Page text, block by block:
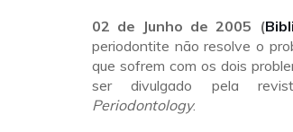
02 de Junho de 2005 (
periodontite não resolve o
que sofrem com os dois
ser divulgado pela
Periodontology.